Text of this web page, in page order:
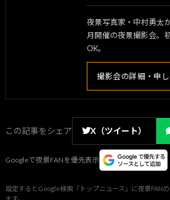
夜景写真家・中村勇太
月開催の夜景撮影会。
OK。
撮影会の詳細・申
この記事をシェア X（ツイート）
Googleで夜景FANを優先表示
設定するとGoogle検索「トップニュース」に夜景FAN